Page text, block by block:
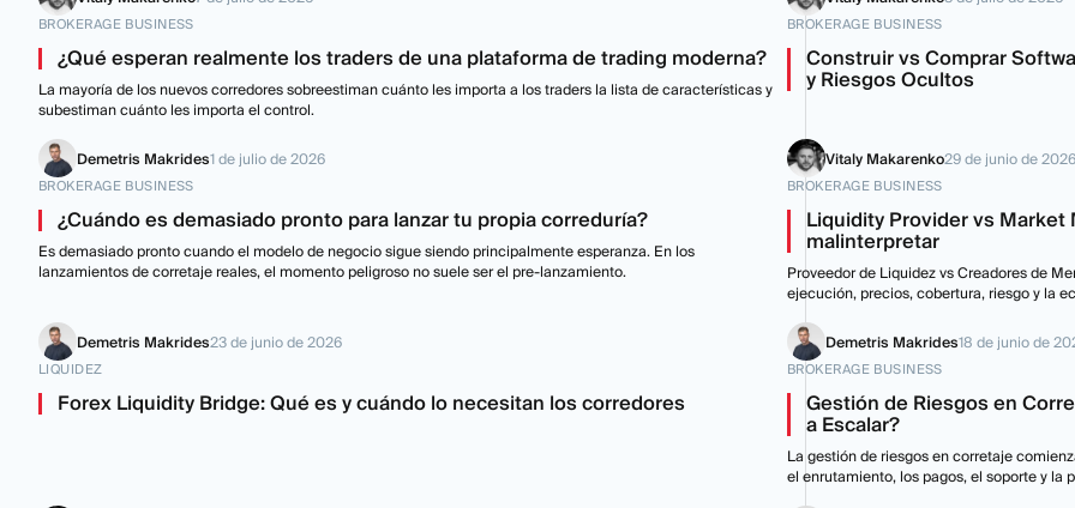
BROKERAGE BUSINESS
¿Qué esperan realmente los traders de una plataforma de trading moderna?
La mayoría de los nuevos corredores sobreestiman cuánto les importa a los traders la lista de características y
subestiman cuánto les importa el control.
Demetris Makrides1 de julio de 2026
BROKERAGE BUSINESS
Construir vs Comprar
y Riesgos Ocultos
Vitaly Makarenko29 de junio de 2026
BROKERAGE BUSINESS
¿Cuándo es demasiado pronto para lanzar tu propia correduría?
Es demasiado pronto cuando el modelo de negocio sigue siendo principalmente esperanza. En los
lanzamientos de corretaje reales, el momento peligroso no suele ser el pre-lanzamiento.
Demetris Makrides23 de junio de 2026
BROKERAGE BUSINESS
Liquidity Provider vs
malinterpretar
Proveedor de Liquidez vs Creadores de
ejecución, precios, cobertura, riesgo y la
Demetris Makrides18 de junio de
LIQUIDEZ
Forex Liquidity Bridge: Qué es y cuándo lo necesitan los corredores
BROKERAGE BUSINESS
Gestión de Riesgos en
a Escalar?
La gestión de riesgos en corretaje
el enrutamiento, los pagos, el soporte y la